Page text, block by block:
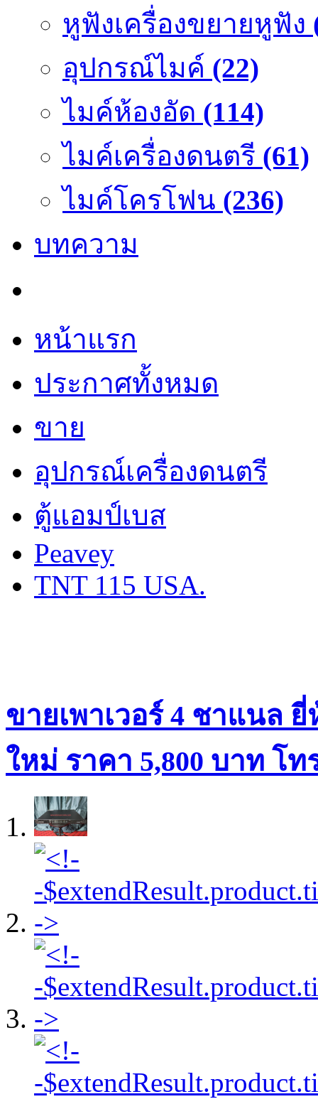
หูฟังเครื่องขยายหูฟัง
อุปกรณ์ไมค์ (22)
ไมค์ห้องอัด (114)
ไมค์เครื่องดนตรี (61)
ไมค์โครโฟน (236)
บทความ
หน้าแรก
ประกาศทั้งหมด
ขาย
อุปกรณ์เครื่องดนตรี
ตู้แอมป์เบส
Peavey
TNT 115 USA.
ขายเพาเวอร์ 4 ชาแนล
ใหม่ ราคา 5,800 บาท โท